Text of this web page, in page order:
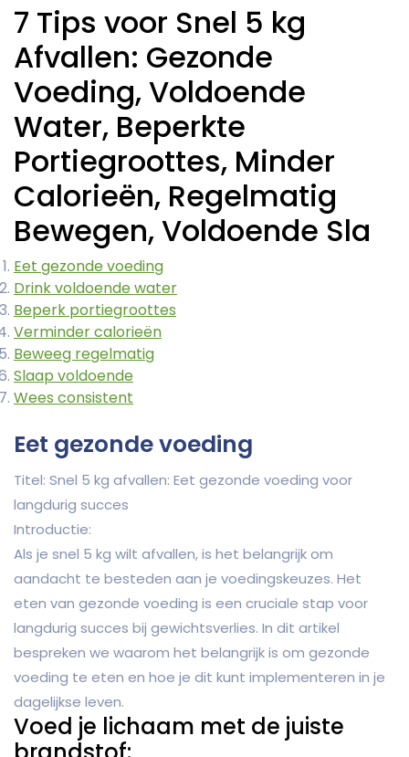
7 Tips voor Snel 5 kg
Afvallen: Gezonde
Voeding, Voldoende
Water, Beperkte
Portiegroottes, Minder
Calorieën, Regelmatig
Bewegen, Voldoende Sla
Eet gezonde voeding
Drink voldoende water
Beperk portiegroottes
Verminder calorieën
Beweeg regelmatig
Slaap voldoende
Wees consistent
Eet gezonde voeding
Titel: Snel 5 kg afvallen: Eet gezonde voeding voor
langdurig succes
Introductie:
Als je snel 5 kg wilt afvallen, is het belangrijk om
aandacht te besteden aan je voedingskeuzes. Het
eten van gezonde voeding is een cruciale stap voor
langdurig succes bij gewichtsverlies. In dit artikel
bespreken we waarom het belangrijk is om gezonde
voeding te eten en hoe je dit kunt implementeren in je
dagelijkse leven.
Voed je lichaam met de juiste